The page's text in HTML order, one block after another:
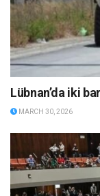
Lübnan’da iki
MARCH 30, 2026